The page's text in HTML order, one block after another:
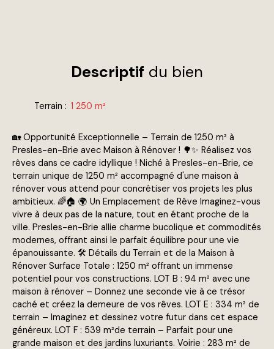
Descriptif du bien
Terrain : 1 250 m²
🏡 Opportunité Exceptionnelle – Terrain de 1250 m² à
Presles-en-Brie avec Maison à Rénover ! 🌳✨ Réalisez vos
rêves dans ce cadre idyllique ! Niché à Presles-en-Brie, ce
terrain unique de 1250 m² accompagné d'une maison à
rénover vous attend pour concrétiser vos projets les plus
ambitieux. 🌈🏠 🌍 Un Emplacement de Rêve Imaginez-vous
vivre à deux pas de la nature, tout en étant proche de la
ville. Presles-en-Brie allie charme bucolique et commodités
modernes, offrant ainsi le parfait équilibre pour une vie
épanouissante. 🛠️ Détails du Terrain et de la Maison à
Rénover Surface Totale : 1250 m² offrant un immense
potentiel pour vos constructions. LOT B : 94 m² avec une
maison à rénover – Donnez une seconde vie à ce trésor
caché et créez la demeure de vos rêves. LOT E : 334 m² de
terrain – Imaginez et dessinez votre futur dans cet espace
généreux. LOT F : 539 m²de terrain – Parfait pour une
grande maison et des jardins luxuriants. Voirie : 283 m² de